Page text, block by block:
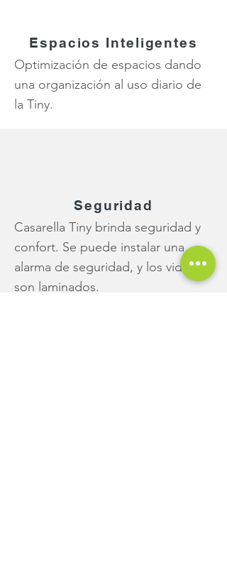
Espacios Inteligentes
Optimización de espacios dando
una organización al uso diario de
la Tiny.
Seguridad
Casarella Tiny brinda seguridad y
confort. Se puede instalar una
alarma de seguridad, y los vidrios
son laminados.